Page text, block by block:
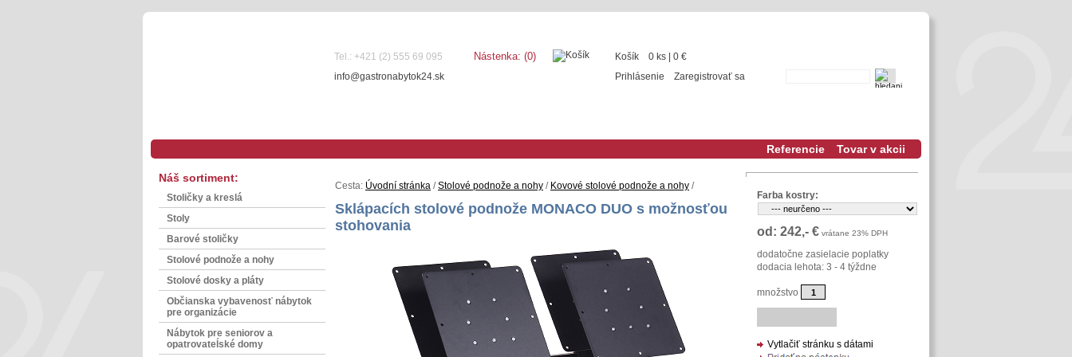
Tel.: +421 (2) 555 69 095 Nástenka: (0) Košík 0 ks 0 €
info@gastronabytok24.sk
Prihlásenie Zaregistrovať sa
Referencie Tovar v akcii
Náš sortiment:
Stoličky a kreslá
Stoly
Barové stoličky
Stolové podnože a nohy
Stolové dosky a pláty
Občianska vybavenosť nábytok
pre organizácie
Nábytok pre seniorov a
opatrovateĺské domy
Farba kostry:
od: 242,- € vrátane 23% DPH
dodatočne zasielacie poplatky
dodacia lehota: 3 - 4 týždne
množstvo
Vytlačiť stránku s dátami
Cesta: Úvodní stránka /Stolové podnože a nohy / Kovové stolové podnože a nohy /
Sklápacích stolové podnože MONACO DUO s možnosťou
stohovania